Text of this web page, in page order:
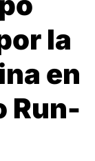
la
en
Run-